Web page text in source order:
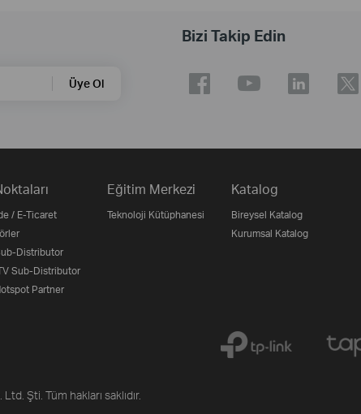
Üye Ol
Bizi Takip Edin
/ E-Ticaret
Distributor
Sub-Distributor
Partner
Eğitim Merkezi
Teknoloji Kütüphanesi
Katalog
Bireysel Katalog
Kurumsal Katalog
Şti. Tüm hakları saklıdır.